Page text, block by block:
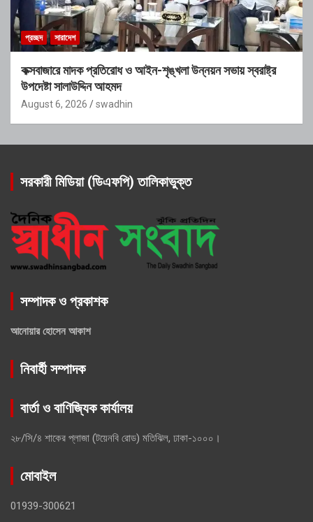
প্রচ্ছদ সারাদেশ
কক্সবাজারে মাদক প্রতিরোধ ও আইন-শৃঙ্খলা উন্নয়ন সভায় স্বরাষ্ট্র
উপদেষ্টা সালাউদ্দিন আহমদ
August 6, 2026 swadhin
সরকারী মিডিয়া (ডিএফপি) তালিকাভুক্ত
সম্পাদক ও প্রকাশক
আনোয়ার হোসেন আকাশ
নিবার্হী সম্পাদক
বার্তা ও বাণিজ্যিক কার্যালয়
২৮/সি/৪ শাকের প্লাজা (টয়েনবি রোড) মতিঝিল, ঢাকা-১০০০।
মোবাইল
01939-300621